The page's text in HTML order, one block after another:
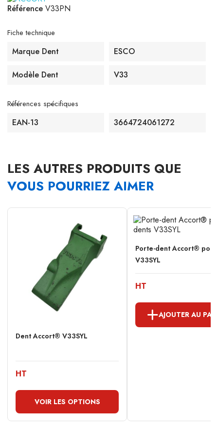
Référence V33PN
Fiche technique
Marque Dent ESCO
Modèle Dent V33
Références spécifiques
EAN-13 3664724061272
LES AUTRES PRODUITS QUE
VOUS POURRIEZ AIMER
Dent Accort® V33SYL
HT
VOIR LES OPTIONS
Porte-dent Accort®
V33SYL
HT
AJOUTER AU